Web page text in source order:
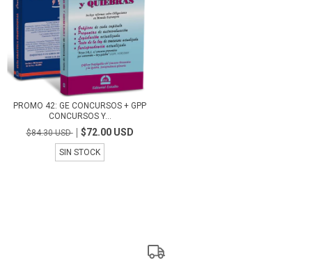
PROMO 42: GE CONCURSOS + GPP
CONCURSOS Y...
$84.30 USD
$72.00 USD
SIN STOCK